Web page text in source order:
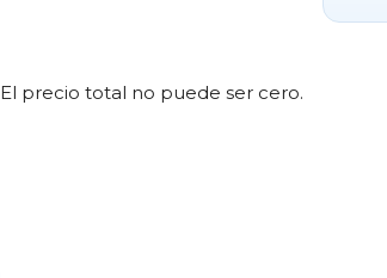
El precio total no puede ser cero.